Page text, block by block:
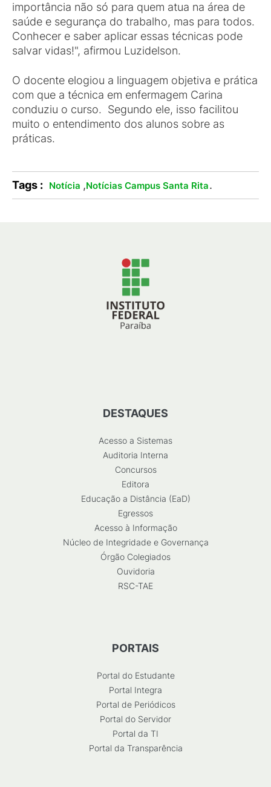
importância não só para quem atua na área de
saúde e segurança do trabalho, mas para todos.
Conhecer e saber aplicar essas técnicas pode
salvar vidas!", afirmou Luzidelson.
O docente elogiou a linguagem objetiva e prática
com que a técnica em enfermagem Carina
conduziu o curso. Segundo ele, isso facilitou
muito o entendimento dos alunos sobre as
práticas.
Tags : Notícia ,Notícias Campus Santa Rita.
DESTAQUES
Acesso a Sistemas
Auditoria Interna
Concursos
Editora
Educação a Distância (EaD)
Egressos
Acesso à Informação
Núcleo de Integridade e Governança
Órgão Colegiados
Ouvidoria
RSC-TAE
PORTAIS
Portal do Estudante
Portal Integra
Portal de Periódicos
Portal do Servidor
Portal da TI
Portal da Transparência